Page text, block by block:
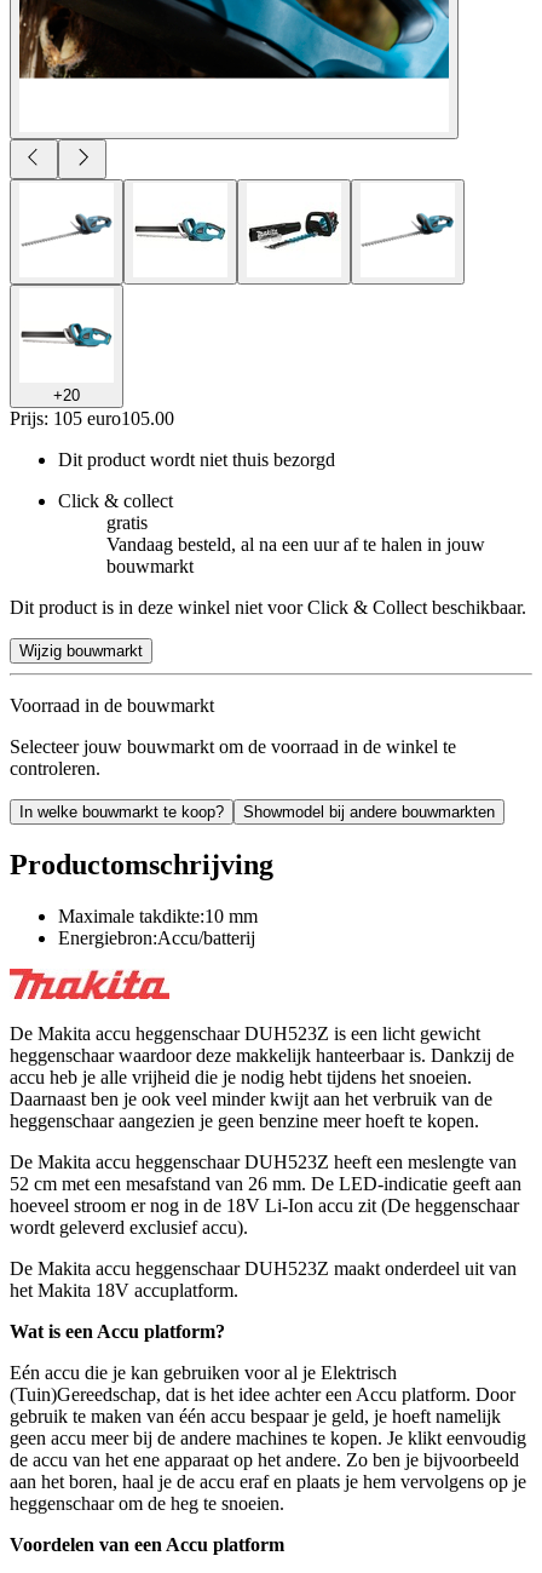
+20
Prijs: 105 euro105.00
Dit product wordt niet thuis bezorgd
Click & collect
gratis
Vandaag besteld, al na een uur af te halen in jouw
bouwmarkt
Dit product is in deze winkel niet voor Click & Collect beschikbaar.
Wijzig bouwmarkt
Voorraad in de bouwmarkt
Selecteer jouw bouwmarkt om de voorraad in de winkel te
controleren.
In welke bouwmarkt te koop? Showmodel bij andere bouwmarkten
Productomschrijving
Maximale takdikte:10 mm
Energiebron:Accu/batterij
De Makita accu heggenschaar DUH523Z is een licht gewicht
heggenschaar waardoor deze makkelijk hanteerbaar is. Dankzij de
accu heb je alle vrijheid die je nodig hebt tijdens het snoeien.
Daarnaast ben je ook veel minder kwijt aan het verbruik van de
heggenschaar aangezien je geen benzine meer hoeft te kopen.
De Makita accu heggenschaar DUH523Z heeft een meslengte van
52 cm met een mesafstand van 26 mm. De LED-indicatie geeft aan
hoeveel stroom er nog in de 18V Li-Ion accu zit (De heggenschaar
wordt geleverd exclusief accu).
De Makita accu heggenschaar DUH523Z maakt onderdeel uit van
het Makita 18V accuplatform.
Wat is een Accu platform?
Eén accu die je kan gebruiken voor al je Elektrisch
(Tuin)Gereedschap, dat is het idee achter een Accu platform. Door
gebruik te maken van één accu bespaar je geld, je hoeft namelijk
geen accu meer bij de andere machines te kopen. Je klikt eenvoudig
de accu van het ene apparaat op het andere. Zo ben je bijvoorbeeld
aan het boren, haal je de accu eraf en plaats je hem vervolgens op je
heggenschaar om de heg te snoeien.
Voordelen van een Accu platform